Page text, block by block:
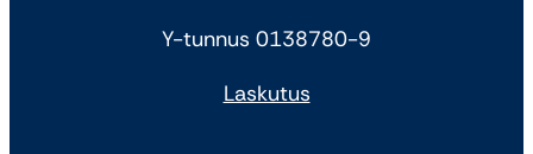
Y-tunnus 0138780-9
Laskutus